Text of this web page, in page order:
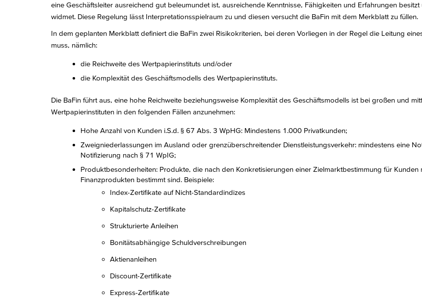
eine Geschäftsleiter ausreichend gut beleumundet ist, ausreichende Kenntnisse, Fähigkeiten und Erfahrungen
widmet. Diese Regelung lässt Interpretationsspielraum zu und diesen versucht die BaFin mit dem Merkblatt zu füllen.
In dem geplanten Merkblatt definiert die BaFin zwei Risikokriterien, bei deren Vorliegen in der Regel die Leitung
muss, nämlich:
die Reichweite des Wertpapierinstituts und/oder
die Komplexität des Geschäftsmodells des Wertpapierinstituts.
Die BaFin führt aus, eine hohe Reichweite beziehungsweise Komplexität des Geschäftsmodells ist bei großen und
Wertpapierinstituten in den folgenden Fällen anzunehmen:
Hohe Anzahl von Kunden i.S.d. § 67 Abs. 3 WpHG: Mindestens 1.000 Privatkunden;
Zweigniederlassungen im Ausland oder grenzüberschreitender Dienstleistungsverkehr: mindestens eine
Notifizierung nach § 71 WpIG;
Produktbesonderheiten: Produkte, die nach den Konkretisierungen einer Zielmarktbestimmung für
Finanzprodukten bestimmt sind. Beispiele:
Index-Zertifikate auf Nicht-Standardindizes
Kapitalschutz-Zertifikate
Strukturierte Anleihen
Bonitätsabhängige Schuldverschreibungen
Aktienanleihen
Discount-Zertifikate
Express-Zertifikate